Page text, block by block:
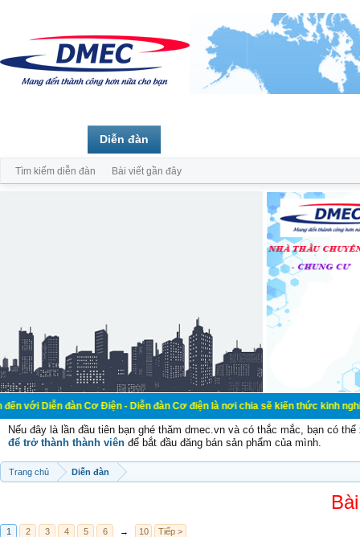
đàn Cơ Điện - Diễn đàn Cơ điện là nơi chia sẽ kiến thức kinh nghiệm
Nếu đây là lần đầu tiên bạn ghé thăm dmec.vn và có thắc mắc, bạn có
để trở thành thành viên để bắt đầu đăng bán sản phẩm của mình.
Trang chủ Diễn đàn
1 2 3 4 5 6 → 10 Tiếp >
Diễn đàn
Tìm kiếm diễn đàn Bài viết gần đây